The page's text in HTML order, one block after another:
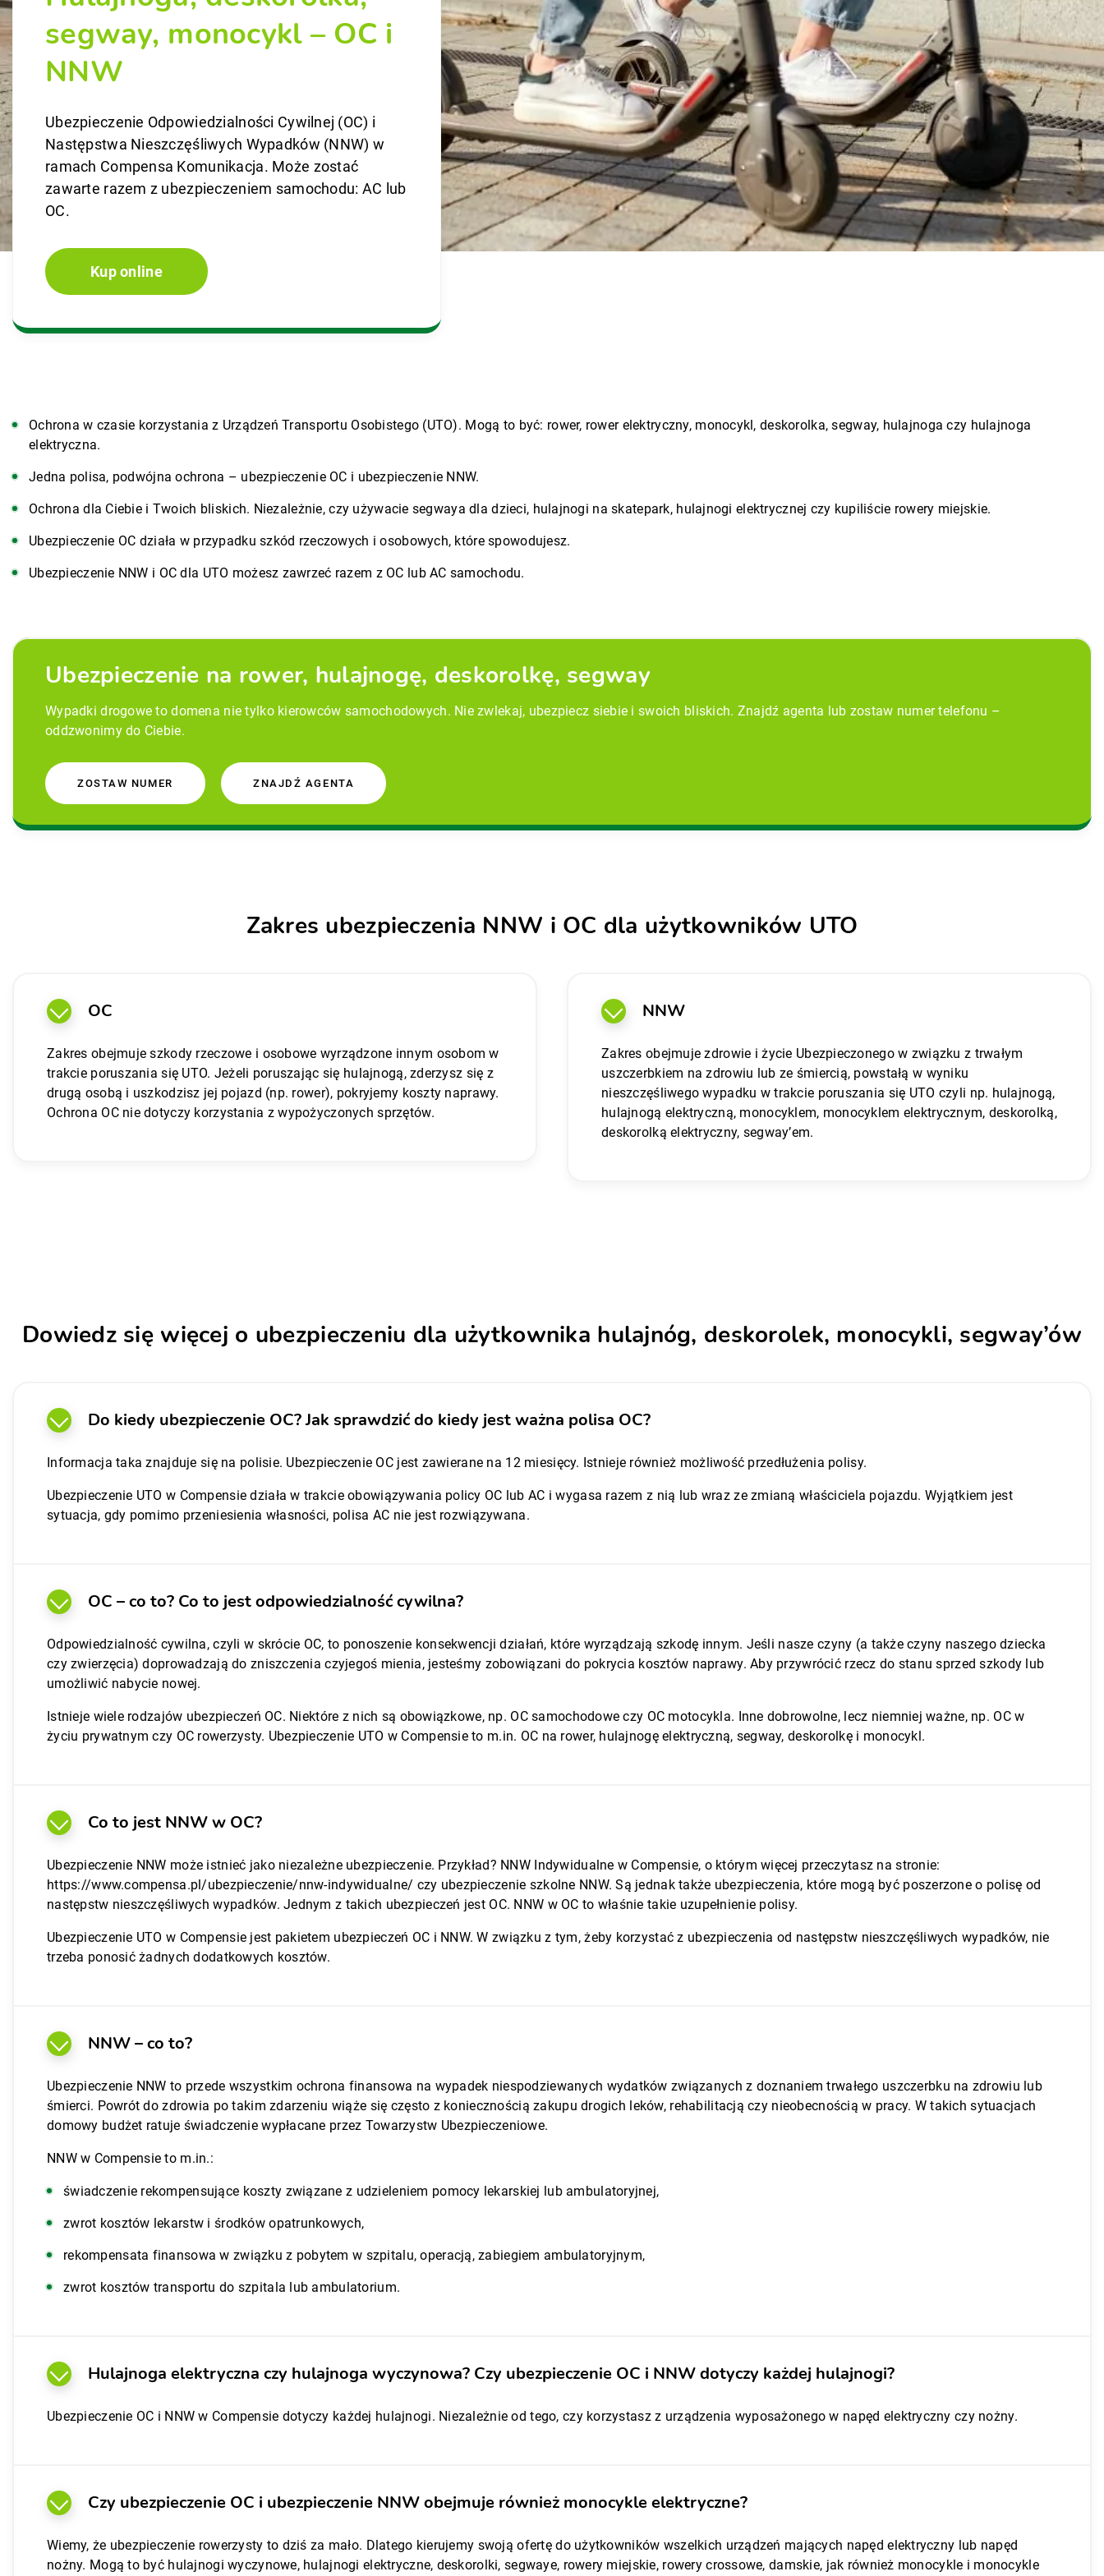
segway, monocykl – OC i
NNW
Ubezpieczenie Odpowiedzialności Cywilnej (OC) i
Następstwa Nieszczęśliwych Wypadków (NNW) w
ramach Compensa Komunikacja. Może zostać
zawarte razem z ubezpieczeniem samochodu: AC lub
OC.
Kup online
Ochrona w czasie korzystania z Urządzeń Transportu Osobistego (UTO). Mogą to być: rower, rower elektryczny, monocykl, deskorolka, segway, hulajnoga czy hulajnoga
elektryczna.
Jedna polisa, podwójna ochrona – ubezpieczenie OC i ubezpieczenie NNW.
Ochrona dla Ciebie i Twoich bliskich. Niezależnie, czy używacie segwaya dla dzieci, hulajnogi na skatepark, hulajnogi elektrycznej czy kupiliście rowery miejskie.
Ubezpieczenie OC działa w przypadku szkód rzeczowych i osobowych, które spowodujesz.
Ubezpieczenie NNW i OC dla UTO możesz zawrzeć razem z OC lub AC samochodu.
Ubezpieczenie na rower, hulajnogę, deskorolkę, segway
Wypadki drogowe to domena nie tylko kierowców samochodowych. Nie zwlekaj, ubezpiecz siebie i swoich bliskich. Znajdź agenta lub zostaw numer telefonu –
oddzwonimy do Ciebie.
ZOSTAW NUMER ZNAJDŹ AGENTA
Zakres ubezpieczenia NNW i OC dla użytkowników UTO
OC
Zakres obejmuje szkody rzeczowe i osobowe wyrządzone innym osobom w
trakcie poruszania się UTO. Jeżeli poruszając się hulajnogą, zderzysz się z
drugą osobą i uszkodzisz jej pojazd (np. rower), pokryjemy koszty naprawy.
Ochrona OC nie dotyczy korzystania z wypożyczonych sprzętów.
NNW
Zakres obejmuje zdrowie i życie Ubezpieczonego w związku z trwałym
uszczerbkiem na zdrowiu lub ze śmiercią, powstałą w wyniku
nieszczęśliwego wypadku w trakcie poruszania się UTO czyli np. hulajnogą,
hulajnogą elektryczną, monocyklem, monocyklem elektrycznym, deskorolką,
deskorolką elektryczny, segway’em.
Dowiedz się więcej o ubezpieczeniu dla użytkownika hulajnóg, deskorolek, monocykli, segway’ów
Do kiedy ubezpieczenie OC? Jak sprawdzić do kiedy jest ważna polisa OC?
Informacja taka znajduje się na polisie. Ubezpieczenie OC jest zawierane na 12 miesięcy. Istnieje również możliwość przedłużenia polisy.
Ubezpieczenie UTO w Compensie działa w trakcie obowiązywania policy OC lub AC i wygasa razem z nią lub wraz ze zmianą właściciela pojazdu. Wyjątkiem jest
sytuacja, gdy pomimo przeniesienia własności, polisa AC nie jest rozwiązywana.
OC – co to? Co to jest odpowiedzialność cywilna?
Odpowiedzialność cywilna, czyli w skrócie OC, to ponoszenie konsekwencji działań, które wyrządzają szkodę innym. Jeśli nasze czyny (a także czyny naszego dziecka
czy zwierzęcia) doprowadzają do zniszczenia czyjegoś mienia, jesteśmy zobowiązani do pokrycia kosztów naprawy. Aby przywrócić rzecz do stanu sprzed szkody lub
umożliwić nabycie nowej.
Istnieje wiele rodzajów ubezpieczeń OC. Niektóre z nich są obowiązkowe, np. OC samochodowe czy OC motocykla. Inne dobrowolne, lecz niemniej ważne, np. OC w
życiu prywatnym czy OC rowerzysty. Ubezpieczenie UTO w Compensie to m.in. OC na rower, hulajnogę elektryczną, segway, deskorolkę i monocykl.
Co to jest NNW w OC?
Ubezpieczenie NNW może istnieć jako niezależne ubezpieczenie. Przykład? NNW Indywidualne w Compensie, o którym więcej przeczytasz na stronie:
https://www.compensa.pl/ubezpieczenie/nnw-indywidualne/ czy ubezpieczenie szkolne NNW. Są jednak także ubezpieczenia, które mogą być poszerzone o polisę od
następstw nieszczęśliwych wypadków. Jednym z takich ubezpieczeń jest OC. NNW w OC to właśnie takie uzupełnienie polisy.
Ubezpieczenie UTO w Compensie jest pakietem ubezpieczeń OC i NNW. W związku z tym, żeby korzystać z ubezpieczenia od następstw nieszczęśliwych wypadków, nie
trzeba ponosić żadnych dodatkowych kosztów.
NNW – co to?
Ubezpieczenie NNW to przede wszystkim ochrona finansowa na wypadek niespodziewanych wydatków związanych z doznaniem trwałego uszczerbku na zdrowiu lub
śmierci. Powrót do zdrowia po takim zdarzeniu wiąże się często z koniecznością zakupu drogich leków, rehabilitacją czy nieobecnością w pracy. W takich sytuacjach
domowy budżet ratuje świadczenie wypłacane przez Towarzystw Ubezpieczeniowe.
NNW w Compensie to m.in.:
świadczenie rekompensujące koszty związane z udzieleniem pomocy lekarskiej lub ambulatoryjnej,
zwrot kosztów lekarstw i środków opatrunkowych,
rekompensata finansowa w związku z pobytem w szpitalu, operacją, zabiegiem ambulatoryjnym,
zwrot kosztów transportu do szpitala lub ambulatorium.
Hulajnoga elektryczna czy hulajnoga wyczynowa? Czy ubezpieczenie OC i NNW dotyczy każdej hulajnogi?
Ubezpieczenie OC i NNW w Compensie dotyczy każdej hulajnogi. Niezależnie od tego, czy korzystasz z urządzenia wyposażonego w napęd elektryczny czy nożny.
Czy ubezpieczenie OC i ubezpieczenie NNW obejmuje również monocykle elektryczne?
Wiemy, że ubezpieczenie rowerzysty to dziś za mało. Dlatego kierujemy swoją ofertę do użytkowników wszelkich urządzeń mających napęd elektryczny lub napęd
nożny. Mogą to być hulajnogi wyczynowe, hulajnogi elektryczne, deskorolki, segwaye, rowery miejskie, rowery crossowe, damskie, jak również monocykle i monocykle